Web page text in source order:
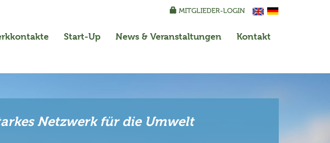
MITGLIEDER-LOGIN
Start-Up News & Veranstaltungen Kontakt
Netzwerk für die Umwelt